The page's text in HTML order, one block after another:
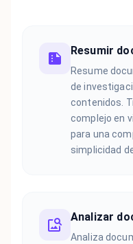
Resumir
Resume
de
contenidos.
complejo en
para una
simplicidad
Analizar
Analiza